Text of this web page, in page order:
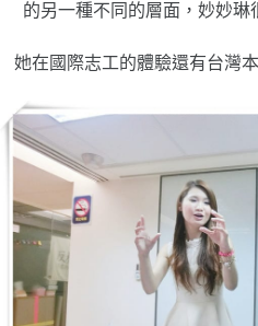
的另一種不同的層面，妙妙琳
她在國際志工的體驗還有台灣